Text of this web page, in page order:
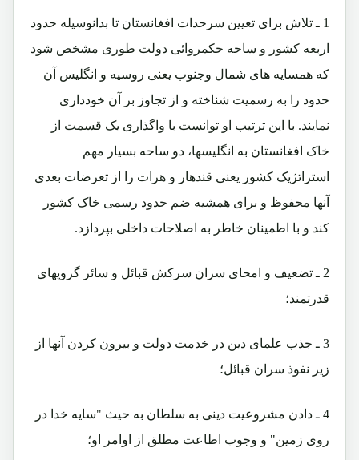
1 ـ تلاش برای تعیین سرحدات افغانستان تا بدانوسیله حدود
اربعه کشور و ساحه حکمروائی دولت طوری مشخص شود
که همسایه های شمال وجنوب یعنی روسیه و انگلیس آن
حدود را به رسمیت شناخته و از تجاوز بر آن خودداری
نمایند. با این ترتیب او توانست با واگذاری یک قسمت از
خاک افغانستان به انگلیسها، دو ساحه بسیار مهم
استراتژیک کشور یعنی قندهار و هرات را از تعرضات بعدی
آنها محفوظ و برای همشیه ضم حدود رسمی خاک کشور
کند و با اطمینان خاطر به اصلاحات داخلی بپردازد.
2 ـ تضعیف و امحای سران سرکش قبائل و سائر گروپهای
قدرتمند؛
3 ـ جذب علمای دین در خدمت دولت و بیرون کردن آنها از
زیر نفوذ سران قبائل؛
4 ـ دادن مشروعیت دینی به سلطان به حیث "سایه خدا در
روی زمین" و وجوب اطاعت مطلق از اوامر او؛